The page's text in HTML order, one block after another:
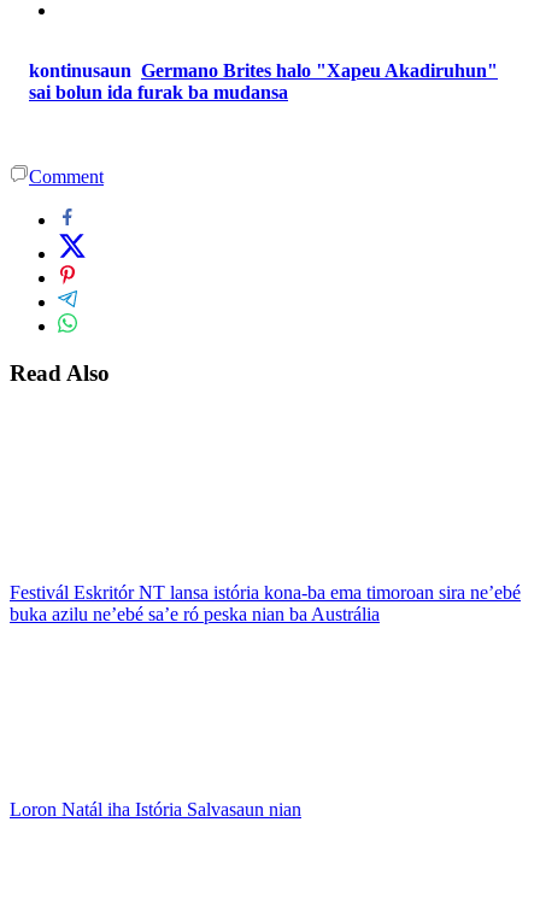
kontinusaun Germano Brites halo "Xapeu Akadiruhun"
sai bolun ida furak ba mudansa
Comment
Read Also
Festivál Eskritór NT lansa istória kona-ba ema timoroan sira ne’ebé
buka azilu ne’ebé sa’e ró peska nian ba Austrália
Loron Natál iha Istória Salvasaun nian